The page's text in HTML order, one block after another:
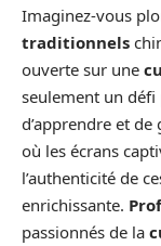
Imaginez-vous
traditionnels
ouverte sur une
seulement un défi
d’apprendre et
où les écrans
l’authenticité de
enrichissante.
passionnés de la